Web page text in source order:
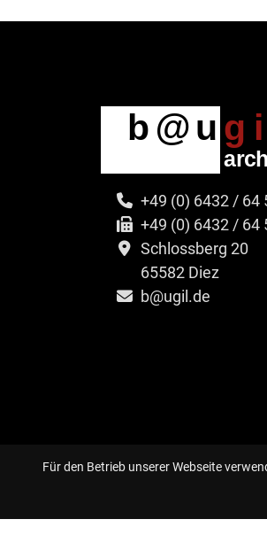
Für den Betrieb unserer Webseite
+49 (0) 6432 / 64
+49 (0) 6432 / 64
Schlossberg 20
65582 Diez
b@ugil.de